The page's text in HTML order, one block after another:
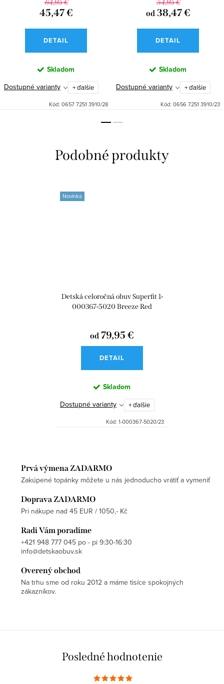
64,95 €
45,47 €
DETAIL
Skladom
Dostupné varianty + ďalšie
Kód: 0657 7251 3910/28
54,95 €
od38,47 €
DETAIL
Skladom
Dostupné varianty + ďalšie
Kód: 0656 7251 3910/23
Novinka
Detská celoročná obuv Superfit 1-
000367-5020 Breeze Red
od 79,95 €
DETAIL
Skladom
Dostupné varianty + ďalšie
Kód: 1-000367-5020/23
Prvá výmena ZADARMO
Zakúpené topánky môžete u nás jednoducho vrátiť a vymeniť
Doprava ZADARMO
Pri nákupe nad 45 EUR / 1050,- Kč
Radi Vám poradíme
+421 948 777 045 po - pi 9:30-16:30
info@detskaobuv.sk
Overený obchod
Na trhu sme od roku 2012 a máme tisíce spokojných
zákazníkov.
Posledné hodnotenie